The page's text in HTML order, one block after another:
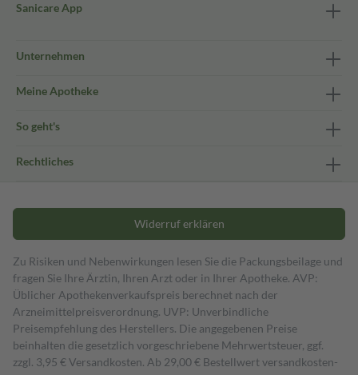
Sanicare App
Unternehmen
Meine Apotheke
So geht's
Rechtliches
Widerruf erklären
Zu Risiken und Nebenwirkungen lesen Sie die Packungsbeilage und
fragen Sie Ihre Ärztin, Ihren Arzt oder in Ihrer Apotheke. AVP:
Üblicher Apothekenverkaufspreis berechnet nach der
Arzneimittelpreisverordnung. UVP: Unverbindliche
Preisempfehlung des Herstellers. Die angegebenen Preise
beinhalten die gesetzlich vorgeschriebene Mehrwertsteuer, ggf.
zzgl. 3,95 € Versandkosten. Ab 29,00 € Bestell­wert versand­kosten­